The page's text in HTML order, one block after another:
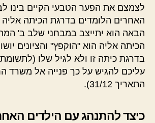
לצמצם את הפער הטבעי הקיים בינו
האחרים הלומדים בדרגת הכיתה
הבאה הוא יתייצב במבחני שלב ב'
הכיתה אליה הוא "הוקפץ" והציונים
בדרגת כיתה זו ולא לגיל שלו
עליכם להגיש על כך פנייה אל משרד
התאריך 31/12).
כיצד להתנהג עם הילדים